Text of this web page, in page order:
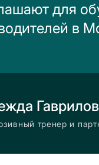
для
в
тренер и